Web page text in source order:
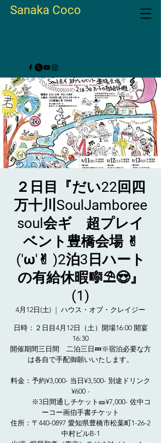
Sanaka Coco
２日目『だい22回四
万十川SoulJamboree
soul会ギ 超プレイ
ベント豊橋会場 ✌︎
('ω'✌︎ )2泊3日ハート
の有給休暇🎼⛱️😍』
(1)
4月12日(土)
  |
ハウス・オブ・クレイジー
日時：２日目4月12日（土）開場16:00 開宴
16:30
開催期間三日間 二泊三日💤※宿泊必要な方
は各自で手配御願いいたします。
料金：予約¥3,000- 当日¥3,500- 別途ドリンク
¥600 -
※3日間通しチケット🎫¥7,000- 佐中コ
ーコー画伯手書チケット
住所：〒440-0897 愛知県豊橋市松葉町1-26-2
中村ビルB-1